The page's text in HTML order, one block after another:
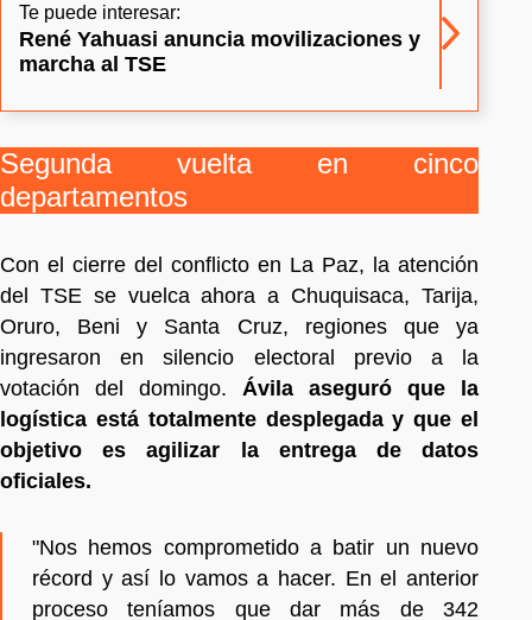
Te puede interesar:
René Yahuasi anuncia movilizaciones y
marcha al TSE
Segunda vuelta en cinco
departamentos
Con el cierre del conflicto en La Paz, la atención
del TSE se vuelca ahora a Chuquisaca, Tarija,
Oruro, Beni y Santa Cruz, regiones que ya
ingresaron en silencio electoral previo a la
votación del domingo. Ávila aseguró que la
logística está totalmente desplegada y que el
objetivo es agilizar la entrega de datos
oficiales.
"Nos hemos comprometido a batir un nuevo
récord y así lo vamos a hacer. En el anterior
proceso teníamos que dar más de 342